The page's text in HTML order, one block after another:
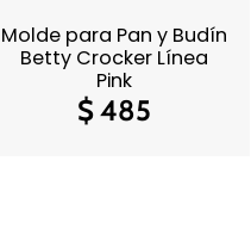
Molde para Pan y Budín
Betty Crocker Línea
Pink
$485